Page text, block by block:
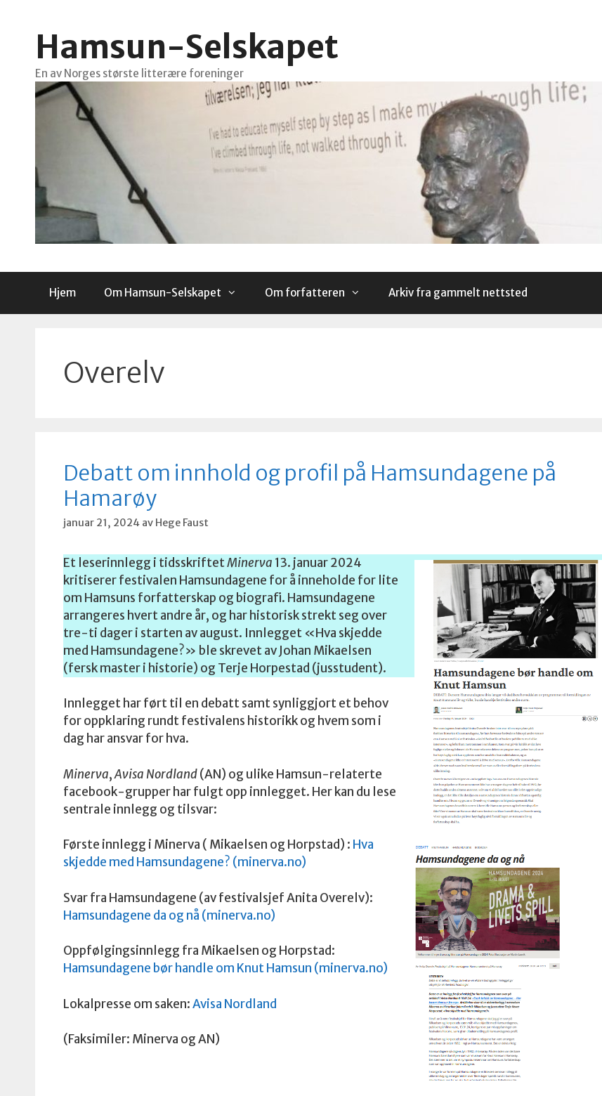
Hamsun-Selskapet
En av Norges største litterære foreninger
Hjem Om Hamsun-Selskapet Om forfatteren Arkiv fra gammelt nettsted
Overelv
Debatt om innhold og profil på Hamsundagene på
Hamarøy
januar 21, 2024 av Hege Faust
Et leserinnlegg i tidsskriftetMinerva 13. januar 2024
kritiserer festivalen Hamsundagene for å inneholde for lite
om Hamsuns forfatterskap og biografi. Hamsundagene
arrangeres hvert andre år, og har historisk strekt seg over
tre-ti dager i starten av august. Innlegget «Hva skjedde
med Hamsundagene?» ble skrevet av Johan Mikaelsen
(fersk master i historie) og Terje Horpestad (jusstudent).
Innlegget har ført til en debatt samt synliggjort et behov
for oppklaring rundt festivalens historikk og hvem som i
dag har ansvar for hva.
Minerva,Avisa Nordland(AN) og ulike Hamsun-relaterte
facebook-grupper har fulgt opp innlegget. Her kan du lese
sentrale innlegg og tilsvar:
Første innlegg i Minerva ( Mikaelsen og Horpstad) : Hva
skjedde med Hamsundagene? (minerva.no)
Svar fra Hamsundagene (av festivalsjef Anita Overelv):
Hamsundagene da og nå (minerva.no)
Oppfølgingsinnlegg fra Mikaelsen og Horpstad:
Hamsundagene bør handle om Knut Hamsun (minerva.no)
Lokalpresse om saken:Avisa Nordland
(Faksimiler: Minerva og AN)